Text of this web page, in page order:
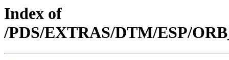
Index of
/PDS/EXTRAS/DTM/ESP/